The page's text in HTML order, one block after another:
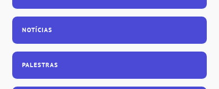
NOTÍCIAS
PALESTRAS